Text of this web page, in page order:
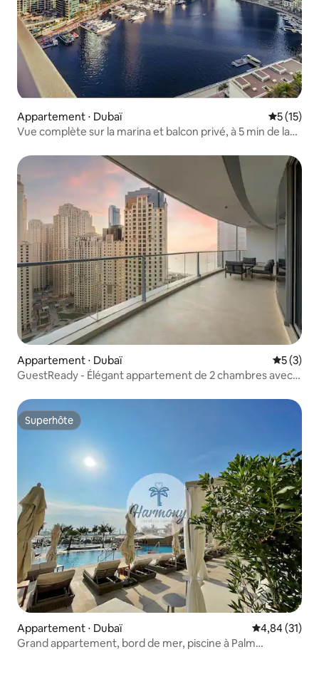
Appartement ⋅ Dubaï
5 (15)
Vue complète sur la marina et balcon privé, à 5 min de la
Appartement ⋅ Dubaï
5 (3)
GuestReady - Élégant appartement de 2 chambres avec
Superhôte
Superhôte
Appartement ⋅ Dubaï Évaluation
4,84 (31)
Grand appartement, bord de mer, piscine à Palm